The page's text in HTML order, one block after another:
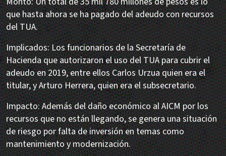
que hasta ahora se ha pagado del adeudo con recursos
del TUA.
Implicados: Los funcionarios de la Secretaría de
Hacienda que autorizaron el uso del TUA para cubrir el
adeudo en 2019, entre ellos Carlos Urzua quien era el
titular, y Arturo Herrera, quien era el subsecretario.
Impacto: Además del daño económico al AICM por los
recursos que no están llegando, se genera una situación
de riesgo por falta de inversión en temas como
mantenimiento y modernización.